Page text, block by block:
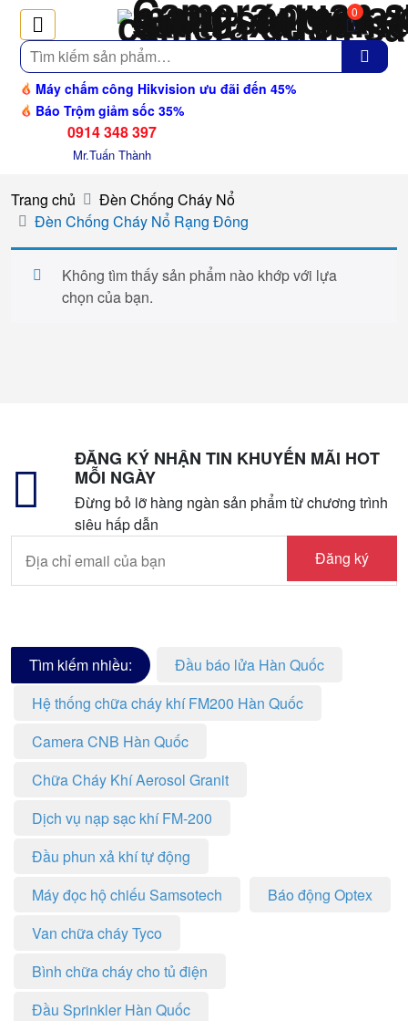
Tìm
kiếm
Máy chấm công Hikvision ưu đãi đến 45%
Báo Trộm giảm sốc 35%
0
0914 348 397
Mr.Tuấn Thành
Trang chủ
Đèn Chống Cháy Nổ
Đèn Chống Cháy Nổ Rạng Đông
Không tìm thấy sản phẩm nào khớp với lựa
chọn của bạn.
ĐĂNG KÝ NHẬN TIN KHUYẾN MÃI HOT
MỖI NGÀY
Đừng bỏ lỡ hàng ngàn sản phẩm từ chương trình
siêu hấp dẫn
Đăng ký
Tìm kiếm nhiều:
Đầu báo lửa Hàn Quốc
Hệ thống chữa cháy khí FM200 Hàn Quốc
Camera CNB Hàn Quốc
Chữa Cháy Khí Aerosol Granit
Dịch vụ nạp sạc khí FM-200
Đầu phun xả khí tự động
Máy đọc hộ chiếu Samsotech
Báo động Optex
Van chữa cháy Tyco
Bình chữa cháy cho tủ điện
Đầu Sprinkler Hàn Quốc